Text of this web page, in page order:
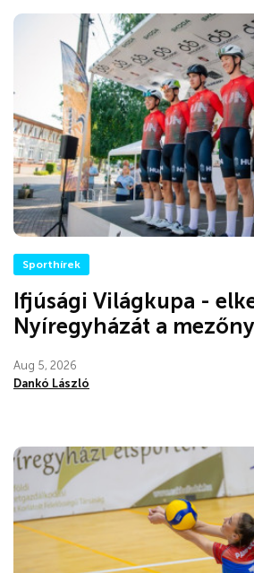
Sporthírek
Ifjúsági Világkupa -
Nyíregyházát a mezőny
Aug 5, 2026
Dankó László